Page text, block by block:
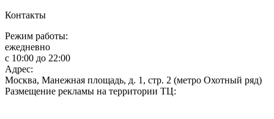
Контакты
Режим работы:
ежедневно
с 10:00 до 22:00
Адрес:
Москва, Манежная площадь, д. 1, стр. 2 (метро Охотный ряд)
Размещение рекламы на территории ТЦ: